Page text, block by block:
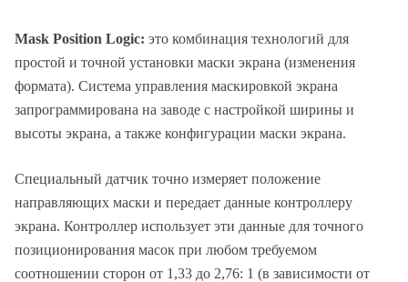
Mask Position Logic: это комбинация технологий для
простой и точной установки маски экрана (изменения
формата). Система управления маскировкой экрана
запрограммирована на заводе с настройкой ширины и
высоты экрана, а также конфигурации маски экрана.
Специальный датчик точно измеряет положение
направляющих маски и передает данные контроллеру
экрана. Контроллер использует эти данные для точного
позиционирования масок при любом требуемом
соотношении сторон от 1,33 до 2,76: 1 (в зависимости от